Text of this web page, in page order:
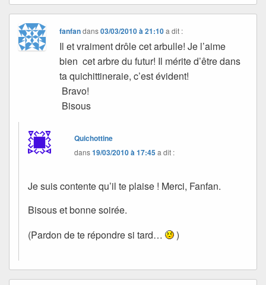
fanfandans03/03/2010 à 21:10 a dit :
Il et vraiment drôle cet arbulle! Je l’aime
bien cet arbre du futur! Il mérite d’être dans
ta quichittineraie, c’est évident!
Bravo!
Bisous
Quichottine
dans19/03/2010 à 17:45a dit :
Je suis contente qu’il te plaise ! Merci, Fanfan.
Bisous et bonne soirée.
(Pardon de te répondre si tard…
)